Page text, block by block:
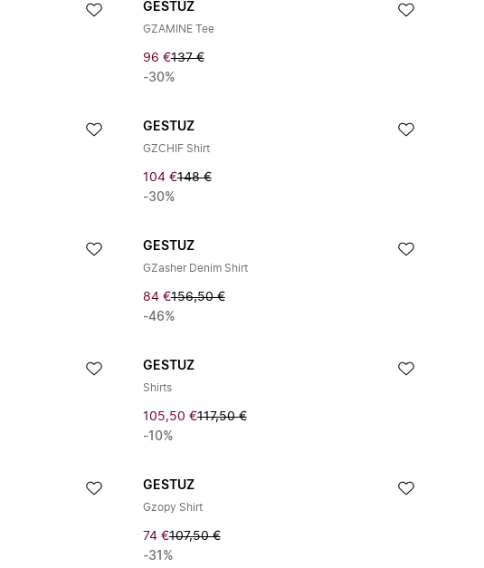
GESTUZ
GZAMINE Tee
96 €137 €
-30%
GESTUZ
GZCHIF Shirt
104 €148 €
-30%
GESTUZ
GZasher Denim Shirt
84 €156,50 €
-46%
GESTUZ
Shirts
105,50 €117,50 €
-10%
GESTUZ
Gzopy Shirt
74 €107,50 €
-31%